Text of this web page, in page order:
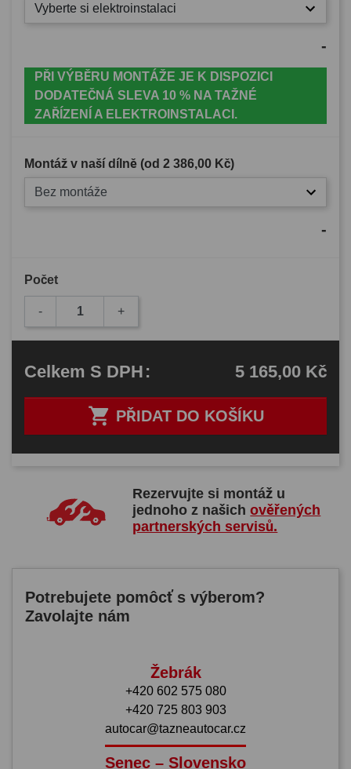
Vyberte si elektroinstalaci
-
PŘI VÝBĚRU MONTÁŽE JE K DISPOZICI
DODATEČNÁ SLEVA 10 % NA TAŽNÉ
ZAŘÍZENÍ A ELEKTROINSTALACI.
Montáž v naší dílně (od 2 386,00 Kč)
Bez montáže
-
Počet
- +
 PŘIDAT DO KOŠÍKU
Celkem S DPH: 5 165,00 Kč
Rezervujte si montáž u
jednoho z našichověřených
partnerských servisů.
Potrebujete pomôcť s výberom?
Zavolajte nám
Žebrák
+420 602 575 080
+420 725 803 903
autocar@tazneautocar.cz
Senec – Slovensko